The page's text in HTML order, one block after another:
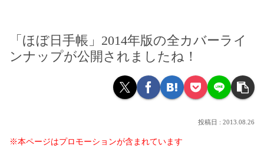
「ほぼ日手帳」2014年版の全カバーライ
ンナップが公開されましたね！
2013.08.26
※本ページはプロモーションが含まれています